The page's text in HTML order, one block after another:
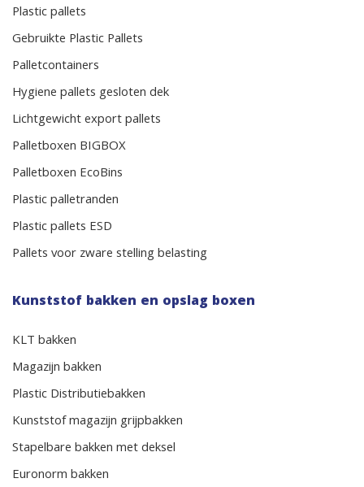
Plastic pallets
Gebruikte Plastic Pallets
Palletcontainers
Hygiene pallets gesloten dek
Lichtgewicht export pallets
Palletboxen BIGBOX
Palletboxen EcoBins
Plastic palletranden
Plastic pallets ESD
Pallets voor zware stelling belasting
Kunststof bakken en opslag boxen
KLT bakken
Magazijn bakken
Plastic Distributiebakken
Kunststof magazijn grijpbakken
Stapelbare bakken met deksel
Euronorm bakken